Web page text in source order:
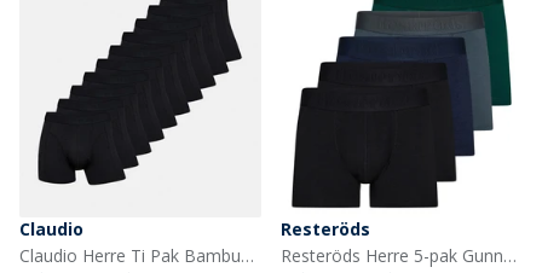
Claudio
Claudio Herre Ti Pak Bambus Boksershorts Sort
Resteröds
Resteröds Herre 5-pak Gunnar Boxers Multifarvet